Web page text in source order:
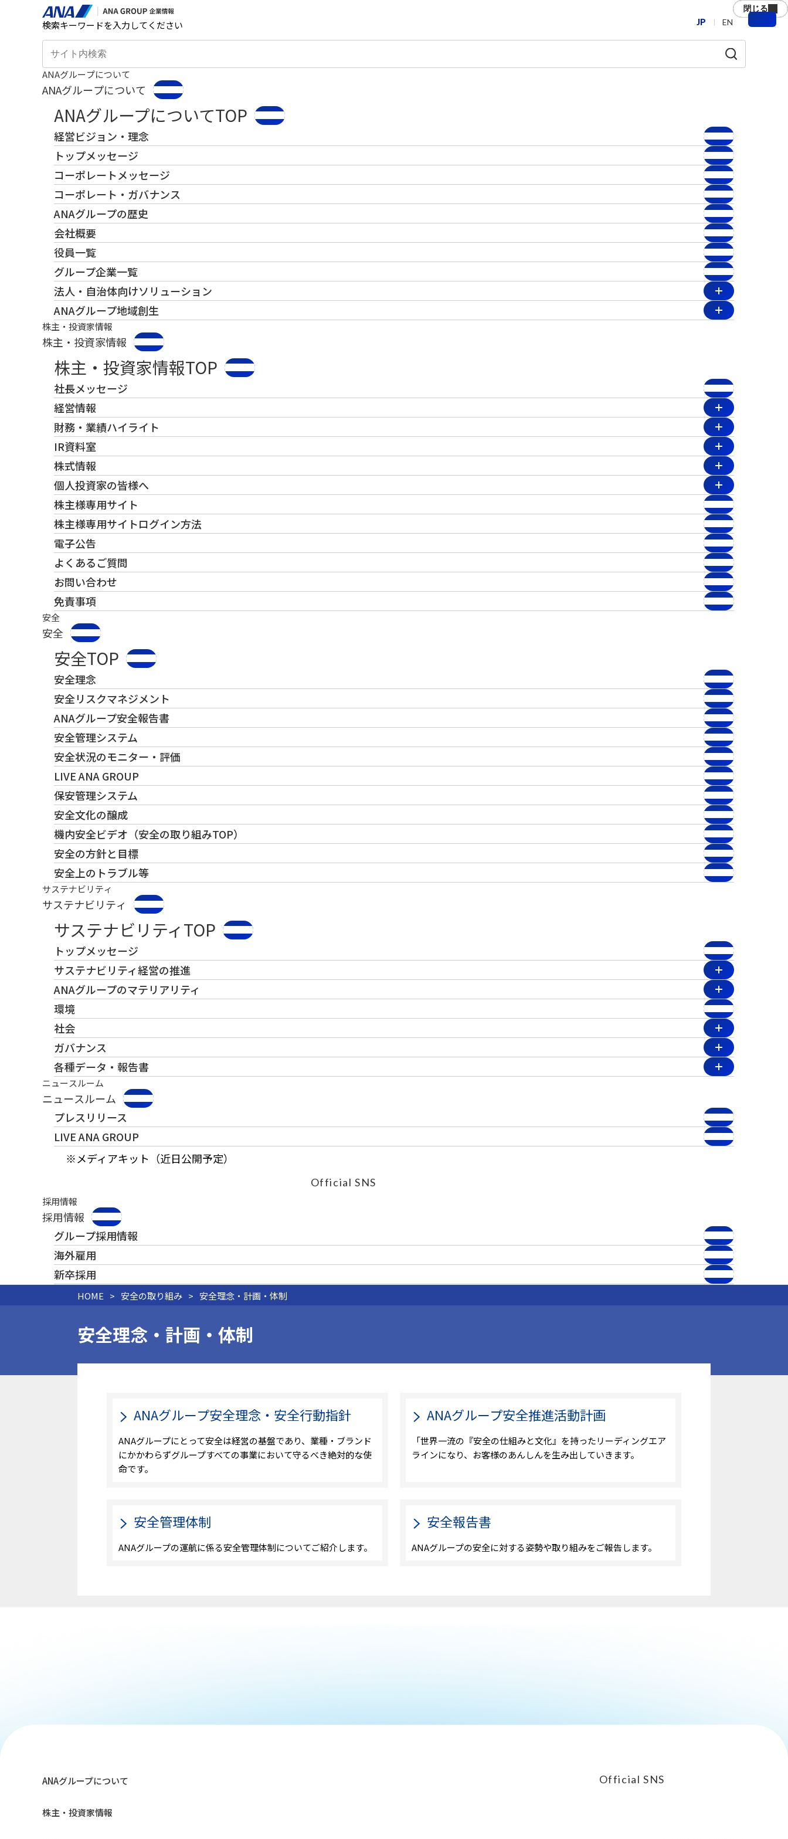
JP EN
検索キーワードを入力してください
ANAグループについて
ANAグループについて
ANAグループについてTOP
経営ビジョン・理念
トップメッセージ
コーポレートメッセージ
コーポレート・ガバナンス
ANAグループの歴史
会社概要
役員一覧
グループ企業一覧
法人・自治体向けソリューション
ANAグループ地域創生
閉じる
株主・投資家情報
株主・投資家情報
株主・投資家情報TOP
社長メッセージ
経営情報
財務・業績ハイライト
IR資料室
株式情報
個人投資家の皆様へ
株主様専用サイト
株主様専用サイトログイン方法
電子公告
よくあるご質問
お問い合わせ
免責事項
閉じる
安全
安全
安全TOP
安全理念
安全リスクマネジメント
ANAグループ安全報告書
安全管理システム
安全状況のモニター・評価
LIVE ANA GROUP
保安管理システム
安全文化の醸成
機内安全ビデオ（安全の取り組みTOP）
安全の方針と目標
安全上のトラブル等
閉じる
サステナビリティ
サステナビリティ
サステナビリティTOP
トップメッセージ
サステナビリティ経営の推進
ANAグループのマテリアリティ
環境
社会
ガバナンス
各種データ・報告書
閉じる
ニュースルーム
ニュースルーム
プレスリリース
LIVE ANA GROUP
※メディアキット（近日公開予定）
Official SNS
閉じる
採用情報
採用情報
グループ採用情報
海外雇用
新卒採用
閉じる
HOME 安全の取り組み 安全理念・計画・体制
安全理念・計画・体制
ANAグループ安全理念・安全行動指針
ANAグループにとって安全は経営の基盤であり、業種・ブランド
にかかわらずグループすべての事業において守るべき絶対的な使
命です。
ANAグループ安全推進活動計画
「世界一流の『安全の仕組みと文化』を持ったリーディングエア
ラインになり、お客様のあんしんを生み出していきます。
安全管理体制
ANAグループの運航に係る安全管理体制についてご紹介します。
安全報告書
ANAグループの安全に対する姿勢や取り組みをご報告します。
ANAグループについて
株主・投資家情報
Official SNS